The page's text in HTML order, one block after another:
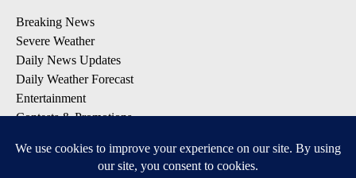
Breaking News
Severe Weather
Daily News Updates
Daily Weather Forecast
Entertainment
Contests & Promotions
DOWNLOAD OUR APPS